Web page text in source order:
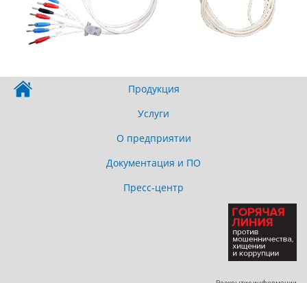
Продукция
Услуги
О предприятии
Документация и ПО
Пресс-центр